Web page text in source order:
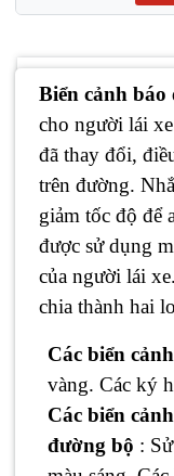
Biển cảnh báo
cho người lái
đã thay đổi,
trên đường.
giảm tốc độ để
được sử dụng
của người lái
chia thành hai
Các biển
vàng. Các ký
Các biển
đường bộ :